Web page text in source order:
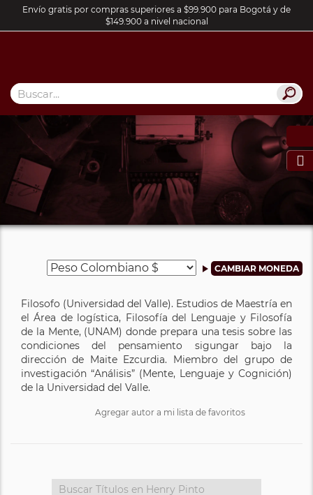
Envío gratis por compras superiores a $99.900 para Bogotá y de
$149.900 a nivel nacional

Filosofo (Universidad del Valle). Estudios de Maestría en
el Área de logística, Filosofía del Lenguaje y Filosofía
de la Mente, (UNAM) donde prepara una tesis sobre las
condiciones del pensamiento sigungar bajo la
dirección de Maite Ezcurdia. Miembro del grupo de
investigación “Análisis” (Mente, Lenguaje y Cognición)
de la Universidad del Valle.
Agregar autor a mi lista de favoritos